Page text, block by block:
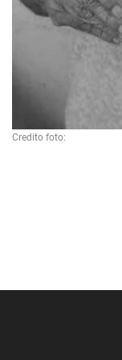
Credito foto: